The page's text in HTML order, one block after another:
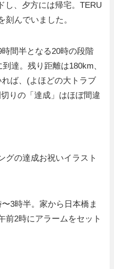
し、夕方には帰宅。TERU
刻んでいました。
間半となる20時の段階
達。残り距離は180km、
ば、(よほどの大トラブ
りの「達成」はほぼ間違
グの達成お祝いイラスト
3時半。家から日本橋ま
前2時にアラームをセット